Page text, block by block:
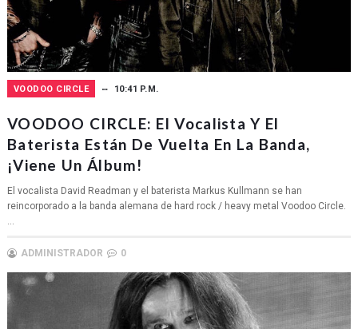
VOODOO CIRCLE 10:41 P.M.
VOODOO CIRCLE: El Vocalista Y El
Baterista Están De Vuelta En La Banda,
¡viene Un Álbum!
El vocalista David Readman y el baterista Markus Kullmann se han
reincorporado a la banda alemana de hard rock / heavy metal Voodoo Circle.
ADMINISTRADOR 0